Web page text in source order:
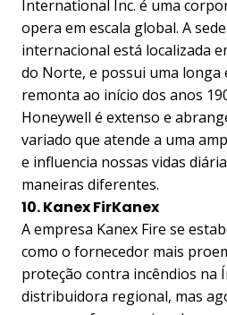
International Inc. é uma
opera em escala global. A
internacional está localizada
do Norte, e possui uma
remonta ao início dos anos
Honeywell é extenso e
variado que atende a uma
e influencia nossas vidas
maneiras diferentes.
10. Kanex FirKanex
A empresa Kanex Fire se
como o fornecedor mais
proteção contra incêndios na
distribuidora regional, mas